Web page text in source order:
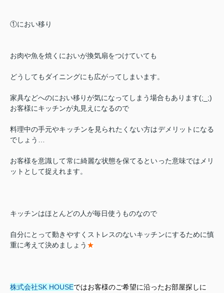
①におい移り
お肉や魚を焼くにおいが換気扇をつけていても
どうしてもダイニングにも広がってしまいます。
家具などへのにおい移りが気になってしまう場合もあります(;_;)
お客様にキッチンが丸見えになるので
料理中の手元やキッチンを見られたくない方はデメリットになる
でしょう…
お客様を意識して常に綺麗な状態を保てるといった意味ではメリ
ットとして捉えれます。
キッチンはほとんどの人が毎日使うものなので
自分にとって動きやすくストレスのないキッチンにするために慎
重に考えて決めましょう ★
株式会社SK HOUSEではお客様のご希望に沿ったお部屋探しに